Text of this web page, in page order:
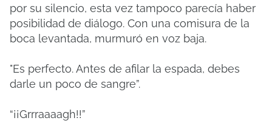
por su silencio, esta vez tampoco parecía haber
posibilidad de diálogo. Con una comisura de la
boca levantada, murmuró en voz baja.
"Es perfecto. Antes de afilar la espada, debes
darle un poco de sangre”.
“¡¡Grrraaaagh!!”